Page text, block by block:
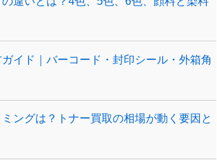
イド｜バーコード・封印シール・外箱角
ングは？トナー買取の相場が動く要因と